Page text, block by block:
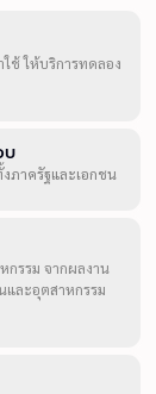
ช้ ให้บริการทดลอง
บ
ภาครัฐและเอกชน
รรม จากผลงาน
และอุตสาหกรรม